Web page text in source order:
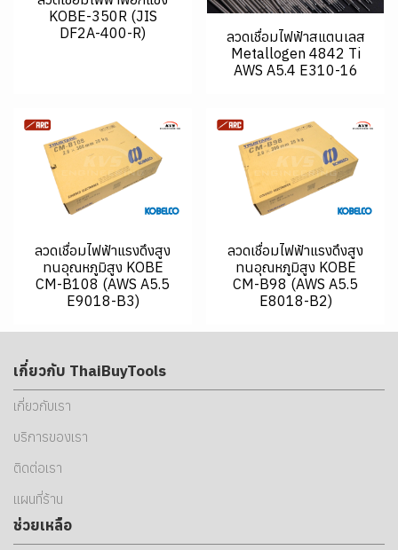
KOBE-350R (JIS
DF2A-400-R)
ลวดเชื่อมไฟฟ้าสแตนเลส
Metallogen 4842 Ti
AWS A5.4 E310-16
ลวดเชื่อมไฟฟ้าแรงดึงสูง
ทนอุณหภูมิสูง KOBE
CM-B108 (AWS A5.5
E9018-B3)
ลวดเชื่อมไฟฟ้าแรงดึงสูง
ทนอุณหภูมิสูง KOBE
CM-B98 (AWS A5.5
E8018-B2)
เกี่ยวกับ ThaiBuyTools
เกี่ยวกับเรา
บริการของเรา
ติดต่อเรา
แผนที่ร้าน
ช่วยเหลือ